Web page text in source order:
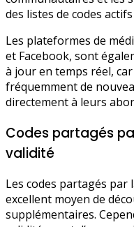
des listes de codes
Les plateformes de
et Facebook, sont
à jour en temps réel,
fréquemment de
directement à leurs
Codes partagés
validité
Les codes partagés
excellent moyen de
supplémentaires.